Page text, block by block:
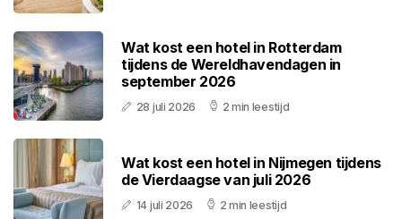
Wat kost een hotel in Rotterdam
tijdens de Wereldhavendagen in
september 2026
28 juli 2026 2 min leestijd
Wat kost een hotel in Nijmegen tijdens
de Vierdaagse van juli 2026
14 juli 2026 2 min leestijd